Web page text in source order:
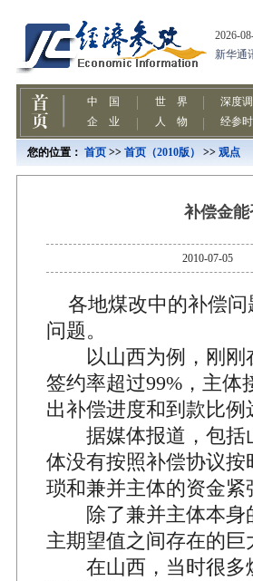
您的位置： 首页 >> 首页（2010版） >> 观点
补偿金
2010-07-05
各地煤改中的补偿问
问题。
以山西为例，刚刚
签约率超过99%，主体
出补偿进度和到款比
据媒体报道，包括
体没有按照补偿协议
琐和兼并主体的资金
除了兼并主体本身
主期望值之间存在的
在山西，当时很多